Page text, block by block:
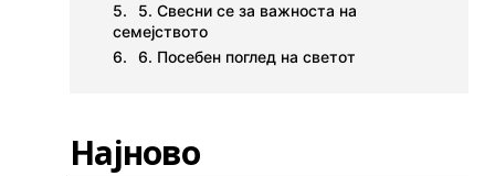
5. Свесни се за важноста на
семејството
6. Посебен поглед на светот
Најново